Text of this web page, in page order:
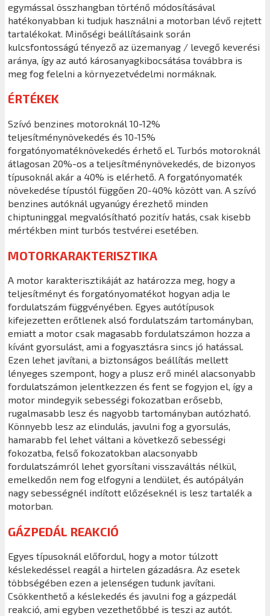
egymással összhangban történő módosításával
hatékonyabban ki tudjuk használni a motorban lévő rejtett
tartalékokat. Minőségi beállításaink során
kulcsfontosságú tényező az üzemanyag / levegő keverési
aránya, így az autó károsanyagkibocsátása továbbra is
meg fog felelni a környezetvédelmi normáknak.
ÉRTÉKEK
Szívó benzines motoroknál 10-12%
teljesítménynövekedés és 10-15%
forgatónyomatéknövekedés érhető el. Turbós motoroknál
átlagosan 20%-os a teljesítménynövekedés, de bizonyos
típusoknál akár a 40% is elérhető. A forgatónyomaték
növekedése típustól függően 20-40% között van. A szívó
benzines autóknál ugyanúgy érezhető minden
chiptuninggal megvalósítható pozitív hatás, csak kisebb
mértékben mint turbós testvérei esetében.
MOTORKARAKTERISZTIKA
A motor karakterisztikáját az határozza meg, hogy a
teljesítményt és forgatónyomatékot hogyan adja le
fordulatszám függvényében. Egyes autótípusok
kifejezetten erőtlenek alsó fordulatszám tartományban,
emiatt a motor csak magasabb fordulatszámon hozza a
kívánt gyorsulást, ami a fogyasztásra sincs jó hatással.
Ezen lehet javítani, a biztonságos beállítás mellett
lényeges szempont, hogy a plusz erő minél alacsonyabb
fordulatszámon jelentkezzen és fent se fogyjon el, így a
motor mindegyik sebességi fokozatban erősebb,
rugalmasabb lesz és nagyobb tartományban autózható.
Könnyebb lesz az elindulás, javulni fog a gyorsulás,
hamarabb fel lehet váltani a következő sebességi
fokozatba, felső fokozatokban alacsonyabb
fordulatszámról lehet gyorsítani visszaváltás nélkül,
emelkedőn nem fog elfogyni a lendület, és autópályán
nagy sebességnél indított előzéseknél is lesz tartalék a
motorban.
GÁZPEDÁL REAKCIÓ
Egyes típusoknál előfordul, hogy a motor túlzott
késlekedéssel reagál a hirtelen gázadásra. Az esetek
többségében ezen a jelenségen tudunk javítani.
Csökkenthető a késlekedés és javulni fog a gázpedál
reakció, ami egyben vezethetőbbé is teszi az autót.